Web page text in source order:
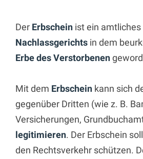
Der Erbschein ist ein
Nachlassgerichts in dem
Erbe des Verstorbenen
Mit dem Erbschein kann sich
gegenüber Dritten (wie z. B.
Versicherungen,
legitimieren. Der Erbschein
den Rechtsverkehr schützen.